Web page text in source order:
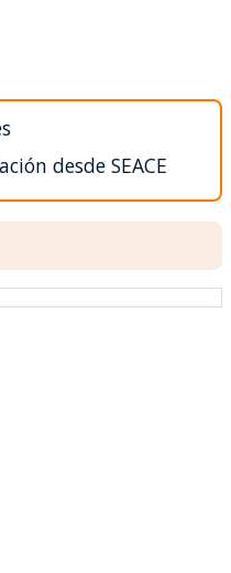
desde SEACE